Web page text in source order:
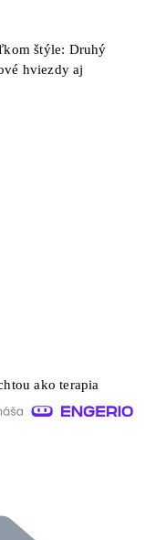
štýle: Druhý
hviezdy aj
ako terapia